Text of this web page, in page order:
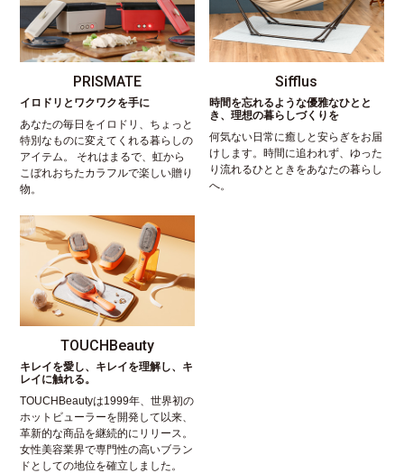
PRISMATE
イロドリとワクワクを手に
あなたの毎日をイロドリ、ちょっと
特別なものに変えてくれる暮らしの
アイテム。 それはまるで、虹から
こぼれおちたカラフルで楽しい贈り
物。
Sifflus
時間を忘れるような優雅なひとと
き、理想の暮らしづくりを
何気ない日常に癒しと安らぎをお届
けします。時間に追われず、ゆった
り流れるひとときをあなたの暮らし
へ。
TOUCHBeauty
キレイを愛し、キレイを理解し、キ
レイに触れる。
TOUCHBeautyは1999年、世界初の
ホットビューラーを開発して以来、
革新的な商品を継続的にリリース。
女性美容業界で専門性の高いブラン
ドとしての地位を確立しました。